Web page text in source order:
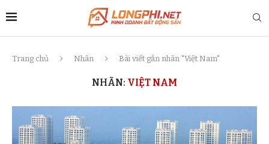
Trang chủ Nhãn Bài viết gắn nhãn "Việt Nam"
NHÃN: VIỆT NAM